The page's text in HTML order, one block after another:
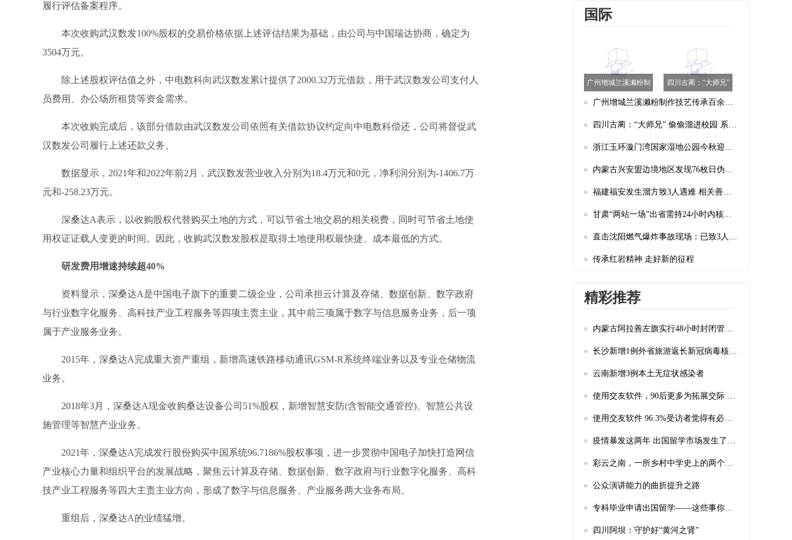
履行评估备案程序。
本次收购武汉数发100%股权的交易价格依据上述评估结果为基础，由公司与中国瑞达协商，确定为
3504万元。
除上述股权评估值之外，中电数科向武汉数发累计提供了2000.32万元借款，用于武汉数发公司支付人
员费用、办公场所租赁等资金需求。
本次收购完成后，该部分借款由武汉数发公司依照有关借款协议约定向中电数科偿还，公司将督促武
汉数发公司履行上述还款义务。
数据显示，2021年和2022年前2月，武汉数发营业收入分别为18.4万元和0元，净利润分别为-1406.7万
元和-258.23万元。
深桑达A表示，以收购股权代替购买土地的方式，可以节省土地交易的相关税费，同时可节省土地使
用权证证载人变更的时间。因此，收购武汉数发股权是取得土地使用权最快捷、成本最低的方式。
研发费用增速持续超40%
资料显示，深桑达A是中国电子旗下的重要二级企业，公司承担云计算及存储、数据创新、数字政府
与行业数字化服务、高科技产业工程服务等四项主责主业，其中前三项属于数字与信息服务业务，后一项
属于产业服务业务。
2015年，深桑达A完成重大资产重组，新增高速铁路移动通讯GSM-R系统终端业务以及专业仓储物流
业务。
2018年3月，深桑达A现金收购桑达设备公司51%股权，新增智慧安防(含智能交通管控)、智慧公共设
施管理等智慧产业业务。
2021年，深桑达A完成发行股份购买中国系统96.7186%股权事项，进一步贯彻中国电子加快打造网信
产业核心力量和组织平台的发展战略，聚焦云计算及存储、数据创新、数字政府与行业数字化服务、高科
技产业工程服务等四大主责主业方向，形成了数字与信息服务、产业服务两大业务布局。
重组后，深桑达A的业绩猛增。
国际
广州增城兰溪濑粉制
作技艺传承百余年 独
四川古蔺：“大师兄”
偷偷溜进校园 系国家
广州增城兰溪濑粉制作技艺传承百余年 独特美味受欢迎
四川古蔺：“大师兄” 偷偷溜进校园 系国家二级保护动物猕猴
浙江玉环漩门湾国家湿地公园今秋迎来首批濒危珍稀鸟类
内蒙古兴安盟边境地区发现76枚日伪时期遗留炮弹
福建福安发生溜方致3人遇难 相关善后工作正进行
甘肃“两站一场”出省需持24小时内核酸检测阴性证明
直击沈阳燃气爆炸事故现场：已致3人死亡、30余人受伤
传承红岩精神 走好新的征程
精彩推荐
内蒙古阿拉善左旗实行48小时封闭管理 启动全员核酸检测
长沙新增1例外省旅游返长新冠病毒核酸阳性检测者
云南新增3例本土无症状感染者
使用交友软件，90后更多为拓展交际 00后为打发时间
使用交友软件 96.3%受访者觉得有必要多个心眼
疫情暴发这两年 出国留学市场发生了哪些变化
彩云之南，一所乡村中学史上的两个第一
公众演讲能力的曲折提升之路
专科毕业申请出国留学——这些事你应该知道
四川阿坝：守护好“黄河之肾”